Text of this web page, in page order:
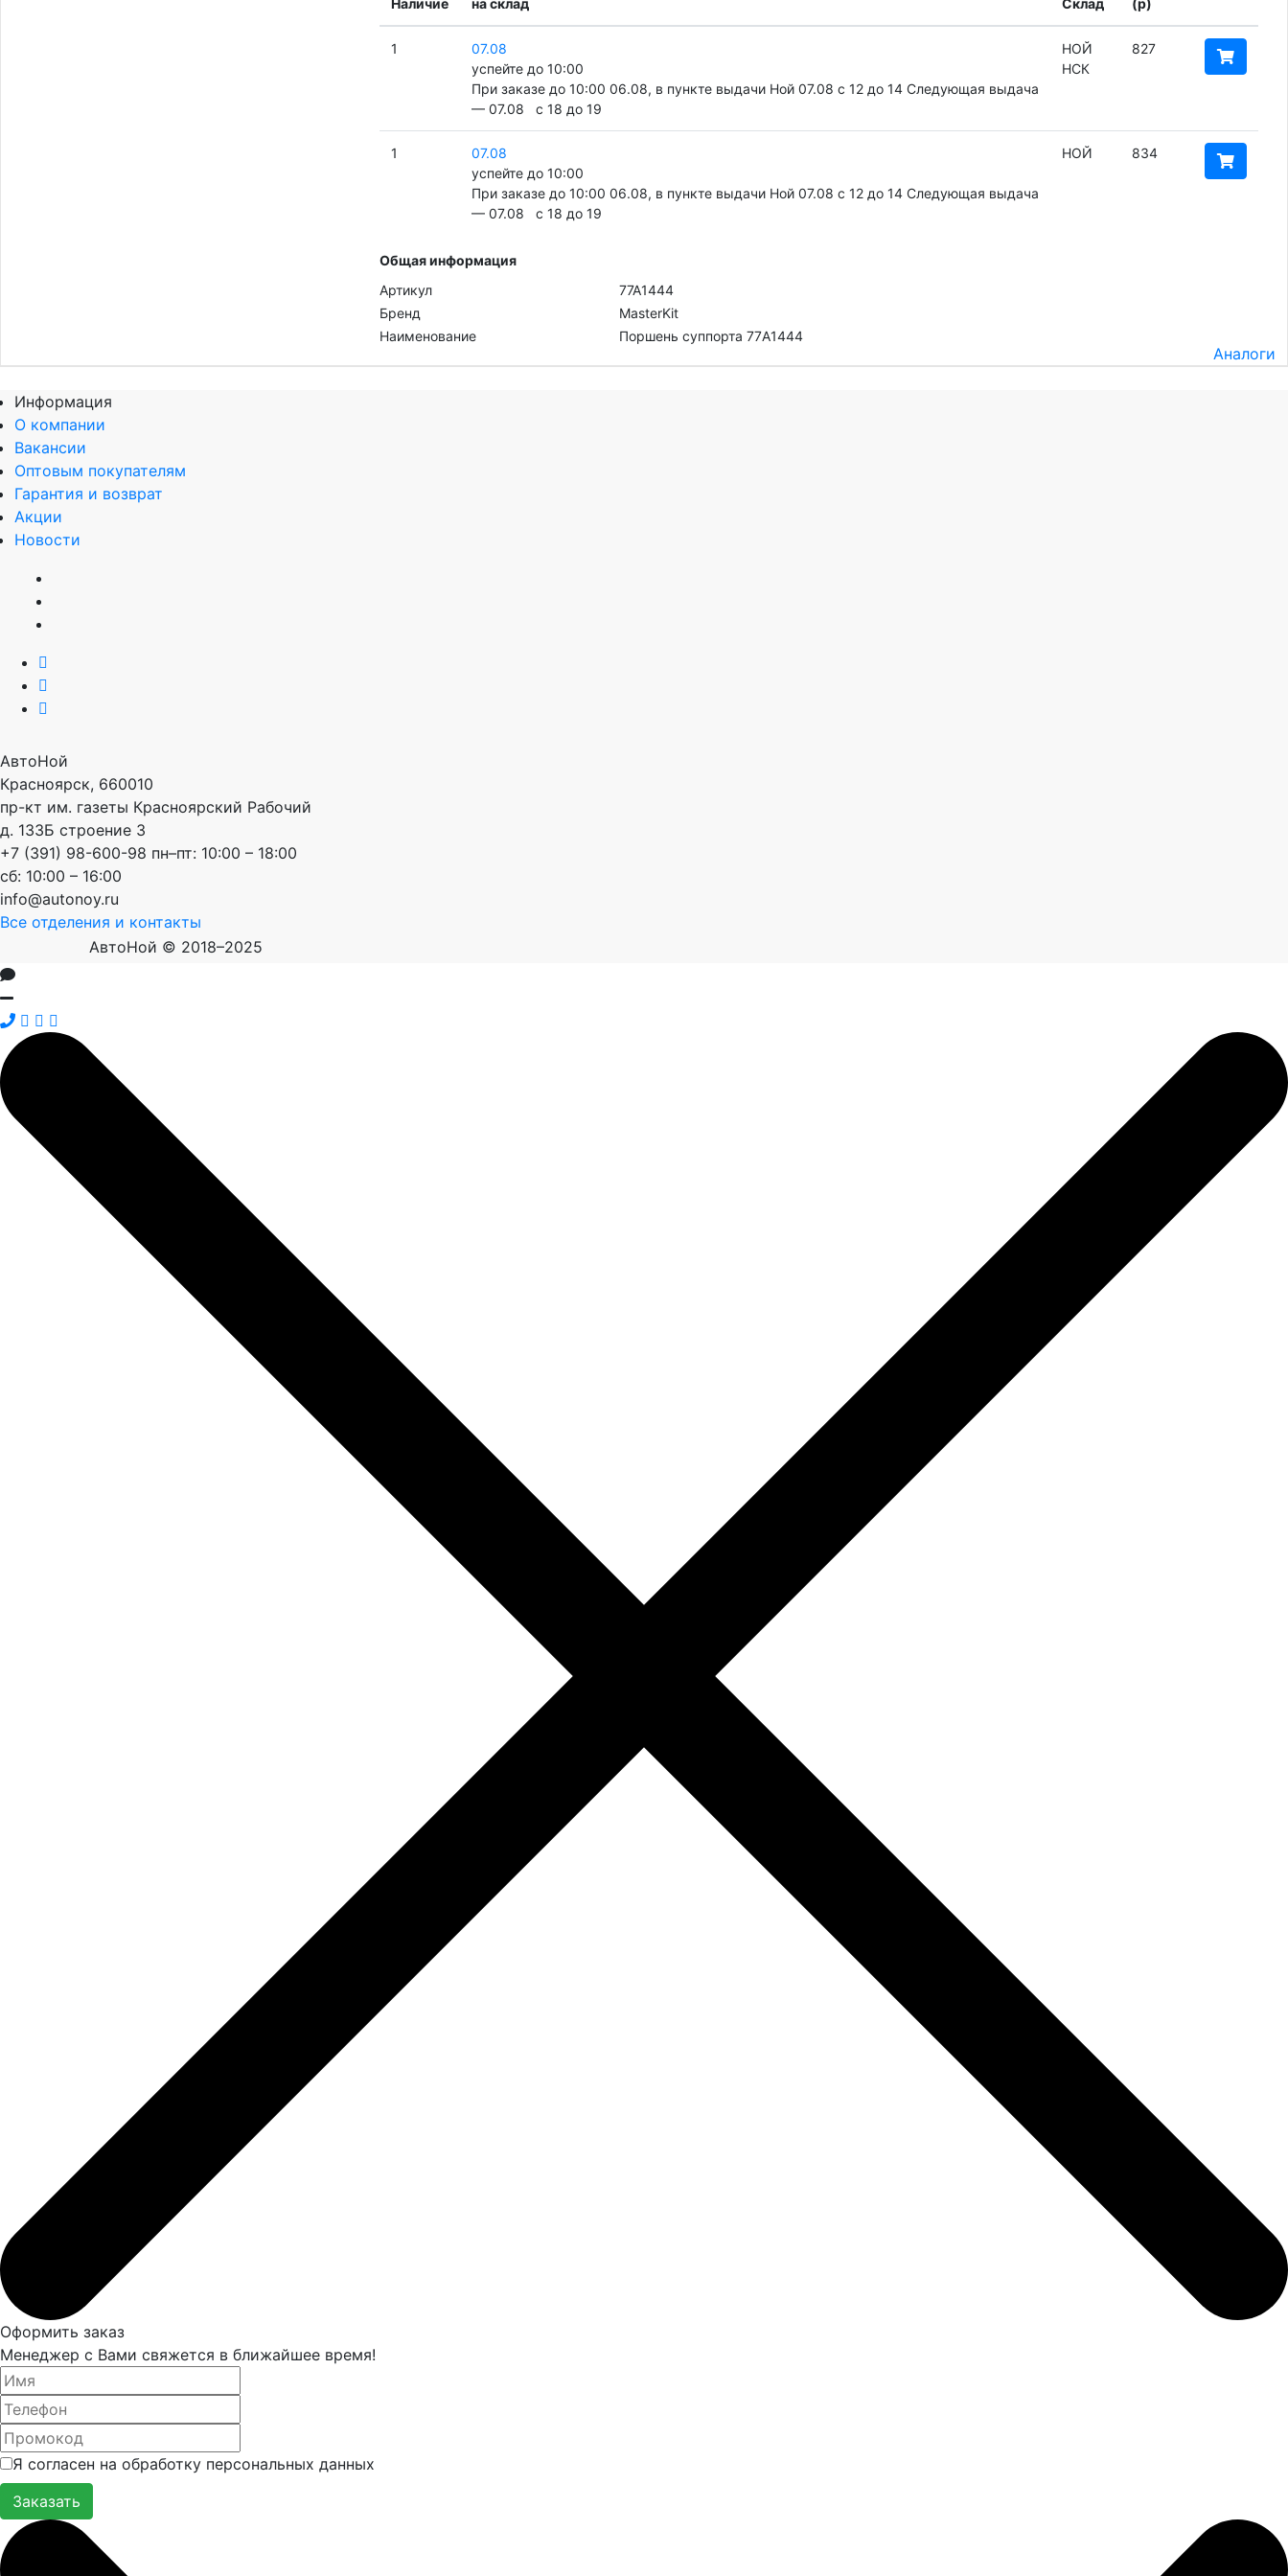
1
07.08
успейте до 10:00
При заказе до 10:00 06.08, в пункте выдачи Ной 07.08 c 12 до 14 Следующая выдача
— 07.08 c 18 до 19
НОЙ
НСК
827
1
07.08
успейте до 10:00
При заказе до 10:00 06.08, в пункте выдачи Ной 07.08 c 12 до 14 Следующая выдача
— 07.08 c 18 до 19
НОЙ 834
Общая информация
Артикул
77A1444
Бренд
MasterKit
Наименование
Поршень суппорта 77A1444
Аналоги
Информация
О компании
Вакансии
Оптовым покупателям
Гарантия и возврат
Акции
Новости
АвтоНой
Красноярск, 660010
пр-кт им. газеты Красноярский Рабочий
д. 133Б строение 3
+7 (391) 98-600-98 пн–пт: 10:00 – 18:00
сб: 10:00 – 16:00
info@autonoy.ru
Все отделения и контакты
АвтоНой © 2018–2025
Оформить заказ
Менеджер с Вами свяжется в ближайшее время!
Я согласен на обработку персональных данных
Заказать